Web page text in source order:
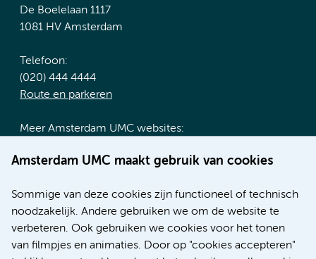
Amsterdam UMC maakt gebruik van cookies
Sommige van deze cookies zijn functioneel of technisch
noodzakelijk. Andere gebruiken we om de website te
verbeteren. Ook gebruiken we cookies voor het tonen
van filmpjes en animaties. Door op "cookies accepteren"
De Boelelaan 1117
1081 HV Amsterdam
Telefoon:
(020) 444 4444
Route en parkeren
Meer Amsterdam UMC websites:
Werken bij Amsterdam UMC
Nieuws
Research
Educatie locatie AMC
Educatie locatie VUmc